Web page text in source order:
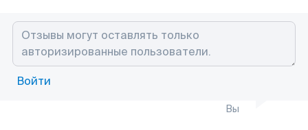
Войти
Вы